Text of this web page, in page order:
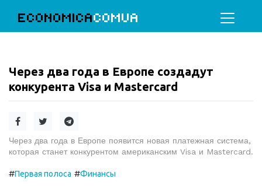
ECONOMICACOMUA
Через два года в Европе создадут
конкурента Visa и Mastercard
Через два года в Европе появится новая платежная система,
которая станет конкурентом американским Visa и Mastercard.
#Первая полоса #Финансы